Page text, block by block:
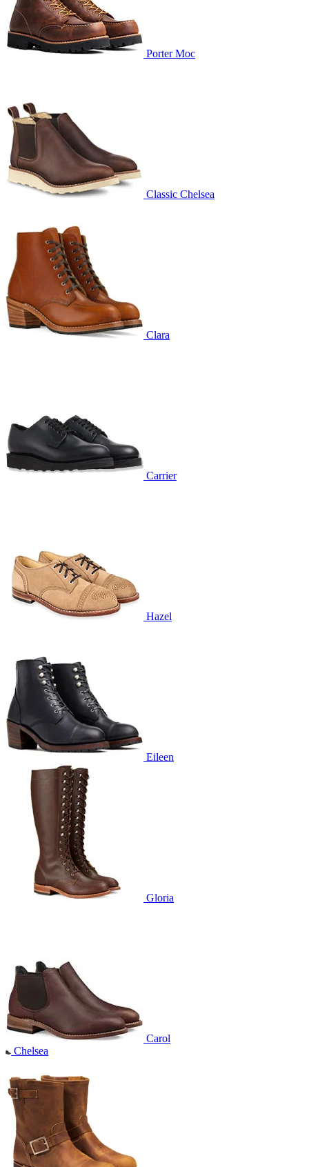
Porter Moc
Classic Chelsea
Clara
Carrier
Hazel
Eileen
Gloria
Carol
Chelsea